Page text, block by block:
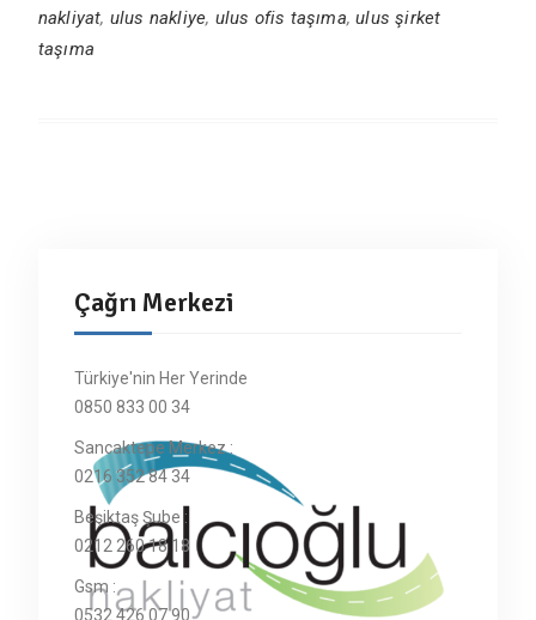
nakliyat, ulus nakliye, ulus ofis taşıma,ulus şirket
taşıma
Çağrı Merkezi
Türkiye'nin Her Yerinde
0850 833 00 34
Sancaktepe Merkez :
0216 352 84 34
Beşiktaş Şube :
0212 260 18 18
Gsm :
0532 426 07 90